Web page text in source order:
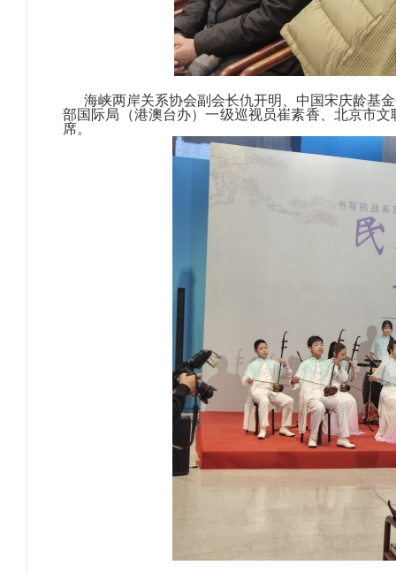
海峡两岸关系协会副会长仇开明、中国宋庆龄基
部国际局（港澳台办）一级巡视员崔素香、北京市
席。